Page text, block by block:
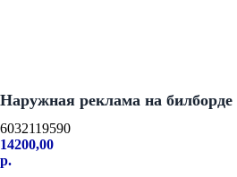
Наружная реклама на билборде
6032119590
14200,00
р.